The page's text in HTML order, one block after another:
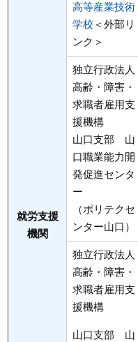
就労支援
機関
高等産業技術
学校 ＜外部リ
ンク＞
独立行政法人
高齢・障害・
求職者雇用支
援機構
山口支部 山
口職業能力開
発促進センタ
ー
（ポリテクセ
ンター山口）
独立行政法人
高齢・障害・
求職者雇用支
援機構
山口支部 山